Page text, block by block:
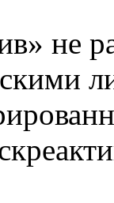
не